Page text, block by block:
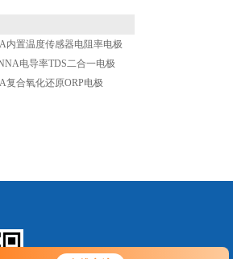
内置温度传感器电阻率电极
电导率TDS二合一电极
复合氧化还原ORP电极